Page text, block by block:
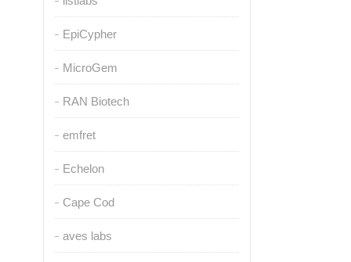
EpiCypher
MicroGem
RAN Biotech
emfret
Echelon
Cape Cod
aves labs